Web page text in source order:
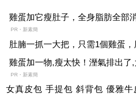
雞蛋加它瘦肚子，全身脂肪全部
PR・新素簡
肚腩一抓一大把，只需1個雞蛋
雞蛋加一物,瘦太快！溼氣排出了
PR・新素簡